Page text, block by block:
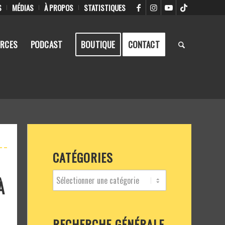
MÉDIAS À PROPOS STATISTIQUES
PODCAST BOUTIQUE CONTACT
CATÉGORIES